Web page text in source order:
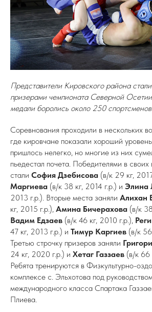
Представители Кировского района
призерами чемпионата Северной
медали боролись около 250
Соревнования проходили в нескольких
где кировчане показали хороший
пришлось нелегко, но многие из них
пьедестал почета. Победителями в своих
стали София Дзебисова (в/к 29 кг,
Маргиева (в/к 38 кг, 2014 г.р.) и Элина
2013 г.р.). Вторые места заняли Алихан
кг, 2015 г.р.), Амина Бичерахова (в/к
Вадим Едзаев (в/к 46 кг, 2010 г.р.),
47 кг, 2013 г.р.) и Тимур Каргиев (в/к
Третью строчку призеров заняли
24 кг, 2020 г.р.) и Хетаг Газзаев (в/к 66
Ребята тренируются в Физкультурно-
комплексе с. Эльхотова под
международного класса Спартака
Плиева.